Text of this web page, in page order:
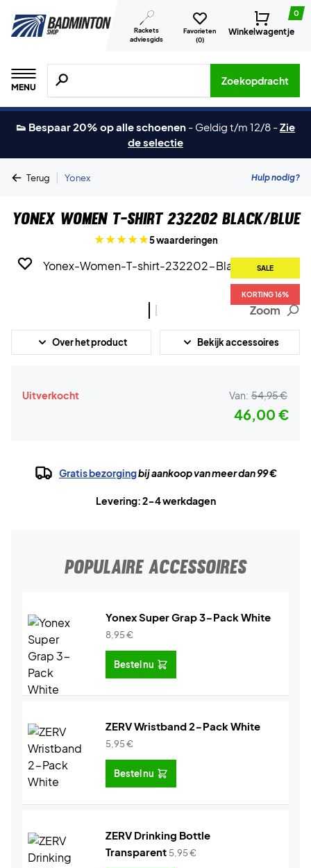
Rackets
adviesgids
Favorieten
(0)
0
Winkelwagentje
MENU
Zoeken naar producten, merken etc.
Zoekopdracht
👟 Bespaar 20% op alle schoenen - Geldig t/m 12/8 -Zie
de selectie
Terug | Yonex Hulp nodig?
Yonex Women T-shirt 232202 Black/Blue
5 waarderingen
SALE
KORTING 16%
SALE
KORTING 16%
Zoom
Over het product Bekijk accessoires
Uitverkocht Van: 54,95 €
46,00 €
Gratis bezorgingbij aankoop van meer dan 99 €
Levering: 2-4 werkdagen
POPULAIRE ACCESSOIRES
Yonex Super Grap 3-Pack White
8,95€
Bestel nu
ZERV Wristband 2-Pack White
5,95€
Bestel nu
ZERV Drinking Bottle
Transparent 5,95€